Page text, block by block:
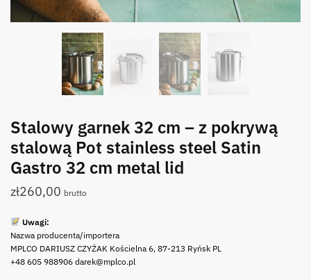
Stalowy garnek 32 cm – z pokrywą
stalową Pot stainless steel Satin
Gastro 32 cm metal lid
zł260,00 brutto
Uwagi:
Nazwa producenta/importera
MPLCO DARIUSZ CZYŻAK Kościelna 6, 87-213 Ryńsk PL
+48 605 988906 darek@mplco.pl